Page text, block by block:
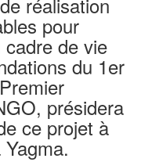
pour
de vie
du 1er
présidera
ce projet à